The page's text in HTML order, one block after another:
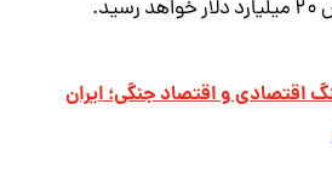
اقتصادی و اقتصاد جنگی؛ ایران